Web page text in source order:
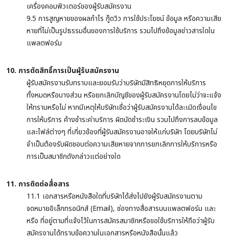
เครื่องคอมพิวเตอร์ของผู้รับสมัครงาน
9.5 การสูญหายของผลกำไร กู๊ดวิว การใช้ประโยชน์ ข้อมูล หรือความเสีย
หายที่ไม่เป็นรูปธรรมอื่นของการใช้บริการ รวมไปถึงข้อมูลข่าวสารใดใน
แพลตฟอร์ม
10. การตัดสิทธิ์การเป็นผู้รับสมัครงาน
ผู้รับสมัครงานรับทราบและยอมรับว่าบริษัทมีสิทธิหยุดการให้บริการ
ทั้งหมดหรือบางส่วน หรือยกเลิกบัญชีของผู้รับสมัครงานโดยไม่ว่าจะแจ้ง
ให้ทราบหรือไม่ หากมีเหตุให้บริษัทเชื่อว่าผู้รับสมัครงานได้ละเมิดเงื่อนไข
การให้บริการ ค้างชำระค่าบริการ ผิดนัดชำระเงิน รวมไปถึงการลบข้อมูล
และไฟล์ต่างๆ ที่เกี่ยวข้องที่ผู้รับสมัครงานอาจให้แก่บริษัท โดยบริษัทไม่
จำเป็นต้องรับผิดชอบต่อความเสียหายจากการยกเลิกการให้บริการหรือ
การเป็นสมาชิกดังกล่าวแต่อย่างใด
11. การติดต่อสื่อสาร
11.1 เอกสารหรือหนังสือใดที่บริษัทได้ส่งไปยังผู้รับสมัครงานตาม
จดหมายอิเล็กทรอนิกส์ (Email), ช่องทางสื่อสารบนแพลตฟอร์ม และ
หรือ ที่อยู่ตามที่แจ้งไว้ในการสมัครสมาชิกหรือขอใช้บริการให้ถือว่าผู้รับ
สมัครงานได้ทราบข้อความในเอกสารหรือหนังสือนั้นแล้ว